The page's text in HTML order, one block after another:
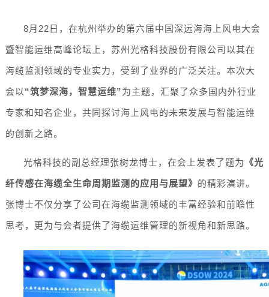
8月22日，在杭州举办的第六届中国深远海海上风电大会
暨智能运维高峰论坛上，苏州光格科技股份有限公司以其在
海缆监测领域的专业实力，受到了业界的广泛关注。本次大
会以 “筑梦深海，智慧运维”为主题，汇聚了众多国内外行业
专家和知名企业，共同探讨海上风电的未来发展与智能运维
的创新之路。
光格科技的副总经理张树龙博士，在会上发表了题为 《光
纤传感在海缆全生命周期监测的应用与展望》 的精彩演讲。
张博士不仅分享了公司在海缆监测领域的丰富经验和前瞻性
思考，更为与会者提供了海缆运维管理的新视角和新思路。